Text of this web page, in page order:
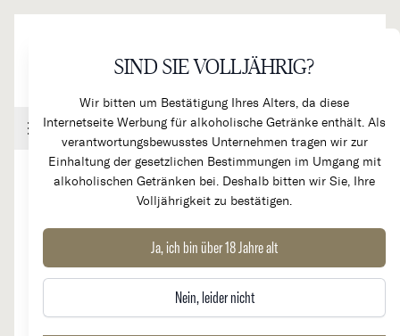
SIND SIE VOLLJÄHRIG?
Wir bitten um Bestätigung Ihres Alters, da diese
Internetseite Werbung für alkoholische Getränke enthält. Als
verantwortungsbewusstes Unternehmen tragen wir zur
Einhaltung der gesetzlichen Bestimmungen im Umgang mit
alkoholischen Getränken bei. Deshalb bitten wir Sie, Ihre
Volljährigkeit zu bestätigen.
Ja, ich bin über 18 Jahre alt
Nein, leider nicht
Handel & Gastronomie Kundenkonto Warenkorb
La Partie et le Tout - Pinot Noir